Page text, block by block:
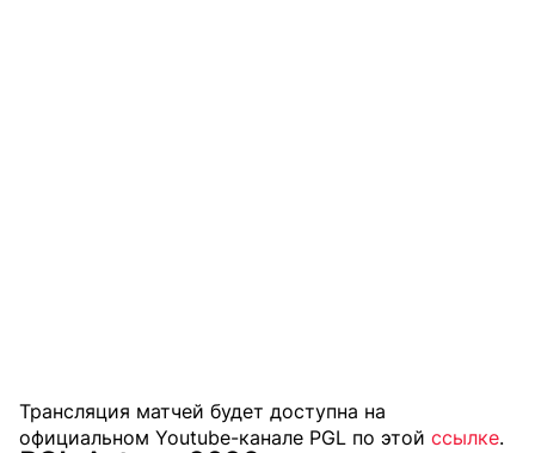
Трансляция матчей будет доступна на
официальном Youtube-канале PGL по этой ссылке.